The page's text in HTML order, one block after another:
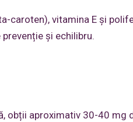
caroten), vitamina E și
și echilibru.
obții aproximativ 30-40 mg